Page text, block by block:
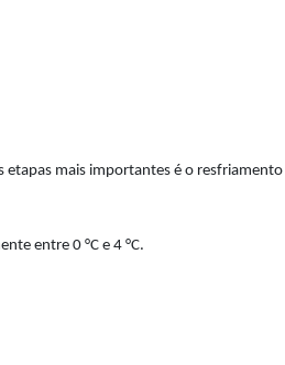
etapas mais importantes é o resfriamento
entre 0 °C e 4 °C.